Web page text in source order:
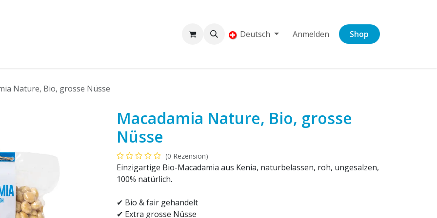
Deutsch Anmelden Shop
Nature, Bio, grosse Nüsse
Macadamia Nature, Bio, grosse
Nüsse
(0 Rezension)
Einzigartige Bio-Macadamia aus Kenia, naturbelassen, roh, ungesalzen,
100% natürlich.
✔ Bio & fair gehandelt
✔ Extra grosse Nüsse